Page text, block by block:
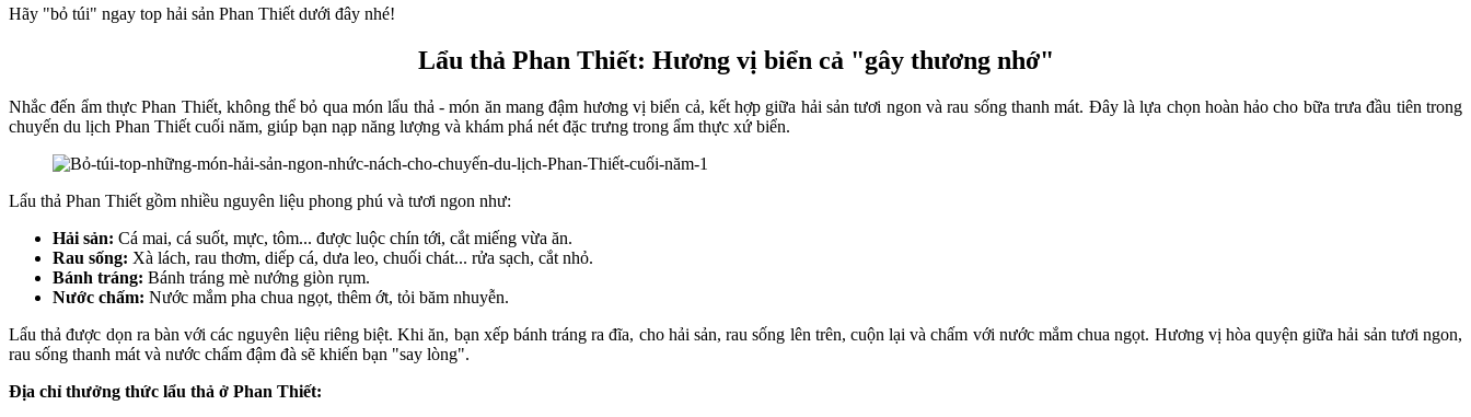
Hãy "bỏ túi" ngay top hải sản Phan Thiết dưới đây nhé!
Lẩu thả Phan Thiết: Hương vị biển cả "gây thương nhớ"
Nhắc đến ẩm thực Phan Thiết, không thể bỏ qua món lẩu thả - món ăn mang đậm hương vị biển cả, kết hợp giữa hải sản tươi ngon và rau sống thanh mát. Đây là lựa chọn hoàn hảo cho bữa trưa đầu tiên trong
chuyến du lịch Phan Thiết cuối năm, giúp bạn nạp năng lượng và khám phá nét đặc trưng trong ẩm thực xứ biển.
Lẩu thả Phan Thiết gồm nhiều nguyên liệu phong phú và tươi ngon như:
Hải sản: Cá mai, cá suốt, mực, tôm... được luộc chín tới, cắt miếng vừa ăn.
Rau sống: Xà lách, rau thơm, diếp cá, dưa leo, chuối chát... rửa sạch, cắt nhỏ.
Bánh tráng: Bánh tráng mè nướng giòn rụm.
Nước chấm: Nước mắm pha chua ngọt, thêm ớt, tỏi băm nhuyễn.
Lẩu thả được dọn ra bàn với các nguyên liệu riêng biệt. Khi ăn, bạn xếp bánh tráng ra đĩa, cho hải sản, rau sống lên trên, cuộn lại và chấm với nước mắm chua ngọt. Hương vị hòa quyện giữa hải sản tươi ngon,
rau sống thanh mát và nước chấm đậm đà sẽ khiến bạn "say lòng".
Địa chỉ thưởng thức lẩu thả ở Phan Thiết: